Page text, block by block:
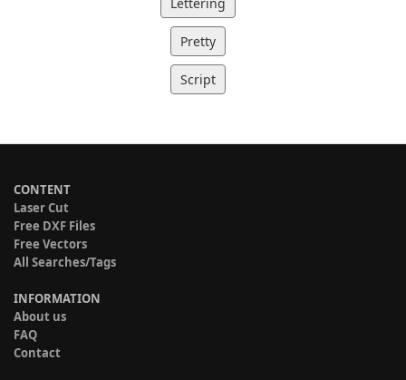
Pretty
Script
CONTENT
Laser Cut
Free DXF Files
Free Vectors
All Searches/Tags
INFORMATION
About us
FAQ
Contact